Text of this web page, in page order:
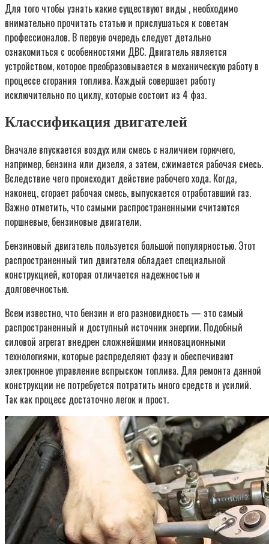
Для того чтобы узнать какие существуют виды , необходимо
внимательно прочитать статью и прислушаться к советам
профессионалов. В первую очередь следует детально
ознакомиться с особенностями ДВС. Двигатель является
устройством, которое преобразовывается в механическую работу в
процессе сгорания топлива. Каждый совершает работу
исключительно по циклу, которые состоит из 4 фаз.
Классификация двигателей
Вначале впускается воздух или смесь с наличием горючего,
например, бензина или дизеля, а затем, сжимается рабочая смесь.
Вследствие чего происходит действие рабочего хода. Когда,
наконец, сгорает рабочая смесь, выпускается отработавший газ.
Важно отметить, что самыми распространенными считаются
поршневые, бензиновые двигатели.
Бензиновый двигатель пользуется большой популярностью. Этот
распространенный тип двигателя обладает специальной
конструкцией, которая отличается надежностью и
долговечностью.
Всем известно, что бензин и его разновидность — это самый
распространенный и доступный источник энергии. Подобный
силовой агрегат внедрен сложнейшими инновационными
технологиями, которые распределяют фазу и обеспечивают
электронное управление вспрыском топлива. Для ремонта данной
конструкции не потребуется потратить много средств и усилий.
Так как процесс достаточно легок и прост.